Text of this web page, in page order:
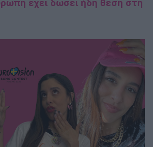
έχει δώσει ήδη θέση στη